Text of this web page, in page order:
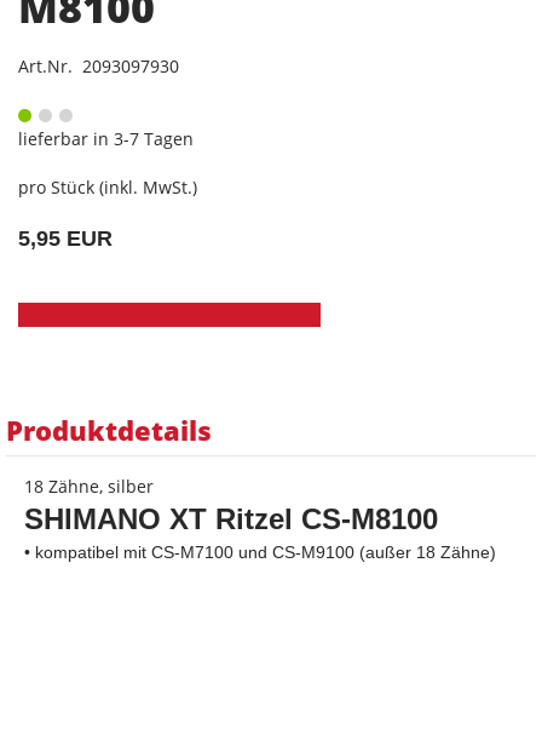
Art.Nr. 2093097930
lieferbar in 3-7 Tagen
pro Stück (inkl. MwSt.)
5,95 EUR
Produktdetails
18 Zähne, silber
SHIMANO XT Ritzel CS-M8100
• kompatibel mit CS-M7100 und CS-M9100 (außer 18 Zähne)